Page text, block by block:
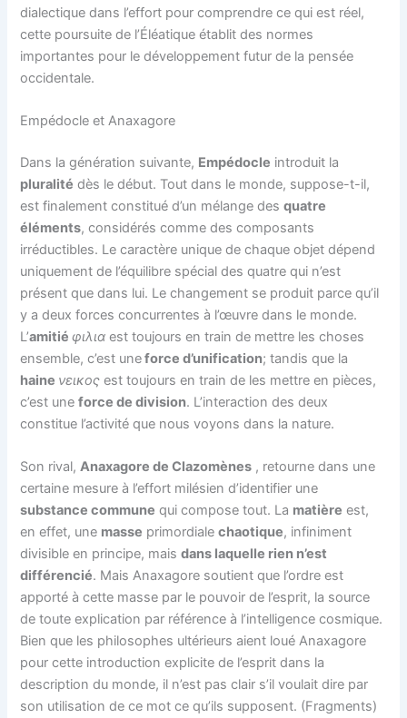
dialectique dans l’effort pour comprendre ce qui est réel,
cette poursuite de l’Éléatique établit des normes
importantes pour le développement futur de la pensée
occidentale.
Empédocle et Anaxagore
Dans la génération suivante, Empédocle introduit la
pluralité dès le début. Tout dans le monde, suppose-t-il,
est finalement constitué d’un mélange desquatre
éléments, considérés comme des composants
irréductibles. Le caractère unique de chaque objet dépend
uniquement de l’équilibre spécial des quatre qui n’est
présent que dans lui. Le changement se produit parce qu’il
y a deux forces concurrentes à l’œuvre dans le monde.
L’amitiéφιλια est toujours en train de mettre les choses
ensemble, c’est uneforce d’unification; tandis que la
haine νεικος est toujours en train de les mettre en pièces,
c’est uneforce de division. L’interaction des deux
constitue l’activité que nous voyons dans la nature.
Son rival,Anaxagore de Clazomènes , retourne dans une
certaine mesure à l’effort milésien d’identifier une
substance commune qui compose tout. La matière est,
en effet, une masse primordialechaotique, infiniment
divisible en principe, maisdans laquelle rien n’est
différencié. Mais Anaxagore soutient que l’ordre est
apporté à cette masse par le pouvoir de l’esprit, la source
de toute explication par référence à l’intelligence cosmique.
Bien que les philosophes ultérieurs aient loué Anaxagore
pour cette introduction explicite de l’esprit dans la
description du monde, il n’est pas clair s’il voulait dire par
son utilisation de ce mot ce qu’ils supposent. (Fragments)